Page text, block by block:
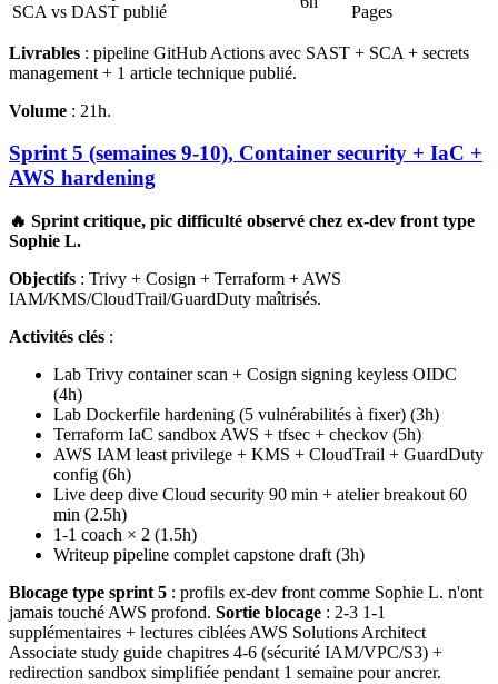
SCA vs DAST publié
Pages
Livrables : pipeline GitHub Actions avec SAST + SCA + secrets
management + 1 article technique publié.
Volume : 21h.
Sprint 5 (semaines 9-10), Container security + IaC +
AWS hardening
🔥 Sprint critique, pic difficulté observé chez ex-dev front type
Sophie L.
Objectifs : Trivy + Cosign + Terraform + AWS
IAM/KMS/CloudTrail/GuardDuty maîtrisés.
Activités clés :
Lab Trivy container scan + Cosign signing keyless OIDC
(4h)
Lab Dockerfile hardening (5 vulnérabilités à fixer) (3h)
Terraform IaC sandbox AWS + tfsec + checkov (5h)
AWS IAM least privilege + KMS + CloudTrail + GuardDuty
config (6h)
Live deep dive Cloud security 90 min + atelier breakout 60
min (2.5h)
1-1 coach × 2 (1.5h)
Writeup pipeline complet capstone draft (3h)
Blocage type sprint 5 : profils ex-dev front comme Sophie L. n'ont
jamais touché AWS profond. Sortie blocage : 2-3 1-1
supplémentaires + lectures ciblées AWS Solutions Architect
Associate study guide chapitres 4-6 (sécurité IAM/VPC/S3) +
redirection sandbox simplifiée pendant 1 semaine pour ancrer.